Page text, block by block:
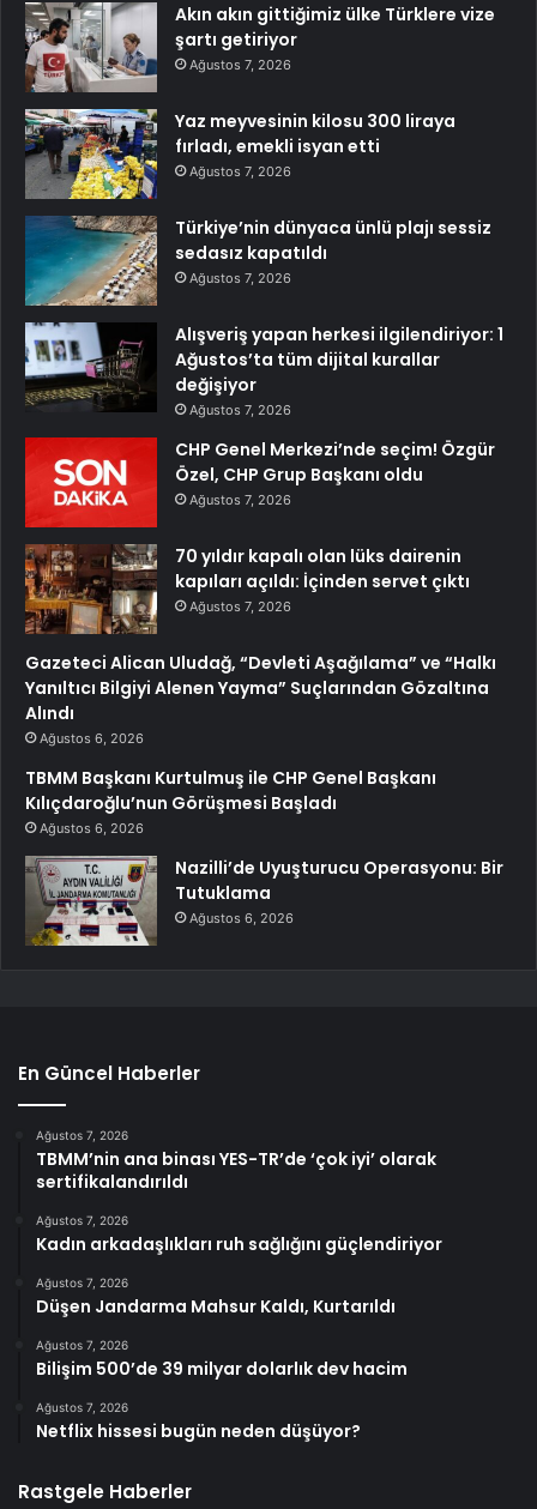
Akın akın gittiğimiz ülke Türklere vize
şartı getiriyor
Ağustos 7, 2026
Yaz meyvesinin kilosu 300 liraya
fırladı, emekli isyan etti
Ağustos 7, 2026
Türkiye’nin dünyaca ünlü plajı sessiz
sedasız kapatıldı
Ağustos 7, 2026
Alışveriş yapan herkesi ilgilendiriyor: 1
Ağustos’ta tüm dijital kurallar
değişiyor
Ağustos 7, 2026
CHP Genel Merkezi’nde seçim! Özgür
Özel, CHP Grup Başkanı oldu
Ağustos 7, 2026
70 yıldır kapalı olan lüks dairenin
kapıları açıldı: İçinden servet çıktı
Ağustos 7, 2026
Gazeteci Alican Uludağ, “Devleti Aşağılama” ve “Halkı
Yanıltıcı Bilgiyi Alenen Yayma” Suçlarından Gözaltına
Alındı
Ağustos 6, 2026
TBMM Başkanı Kurtulmuş ile CHP Genel Başkanı
Kılıçdaroğlu’nun Görüşmesi Başladı
Ağustos 6, 2026
Nazilli’de Uyuşturucu Operasyonu: Bir
Tutuklama
Ağustos 6, 2026
En Güncel Haberler
Ağustos 7, 2026
TBMM’nin ana binası YES-TR’de ‘çok iyi’ olarak
sertifikalandırıldı
Ağustos 7, 2026
Kadın arkadaşlıkları ruh sağlığını güçlendiriyor
Ağustos 7, 2026
Düşen Jandarma Mahsur Kaldı, Kurtarıldı
Ağustos 7, 2026
Bilişim 500’de 39 milyar dolarlık dev hacim
Ağustos 7, 2026
Netflix hissesi bugün neden düşüyor?
Rastgele Haberler